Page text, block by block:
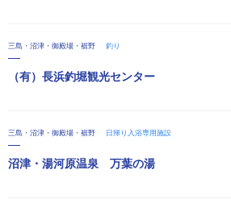
三島・沼津・御殿場・裾野 釣り
（有）長浜釣堀観光センター
三島・沼津・御殿場・裾野 日帰り入浴専用施設
沼津・湯河原温泉 万葉の湯